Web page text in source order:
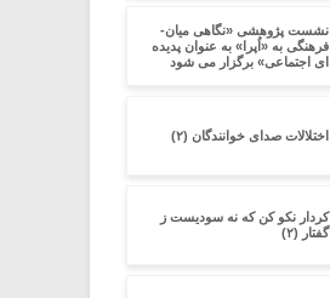
نشست پژوهشی «نگاهی میان-
فرهنگی به «اُپرا» به عنوان پدیده
ای اجتماعی» برگزار می شود
اختلالات صدای خوانندگان (۲)
کردار نکو کن که نه سودیست ز
گفتار (۲)